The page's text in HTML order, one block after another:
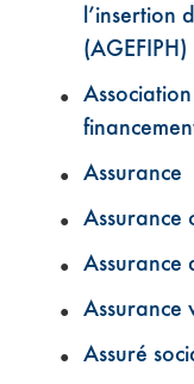
l’insertion
(AGEFIPH)
Assurance
Assurance
Assurance
Assurance
Assuré